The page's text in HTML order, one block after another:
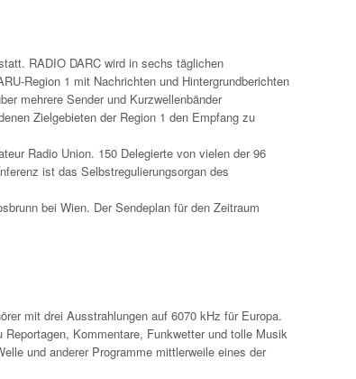
RADIO DARC wird in sechs täglichen
Region 1 mit Nachrichten und Hintergrundberichten
mehrere Sender und Kurzwellenbänder
Zielgebieten der Region 1 den Empfang zu
Radio Union. 150 Delegierte von vielen der 96
ist das Selbstregulierungsorgan des
bei Wien. Der Sendeplan für den Zeitraum
mit drei Ausstrahlungen auf 6070 kHz für Europa.
Kommentare, Funkwetter und tolle Musik
und anderer Programme mittlerweile eines der